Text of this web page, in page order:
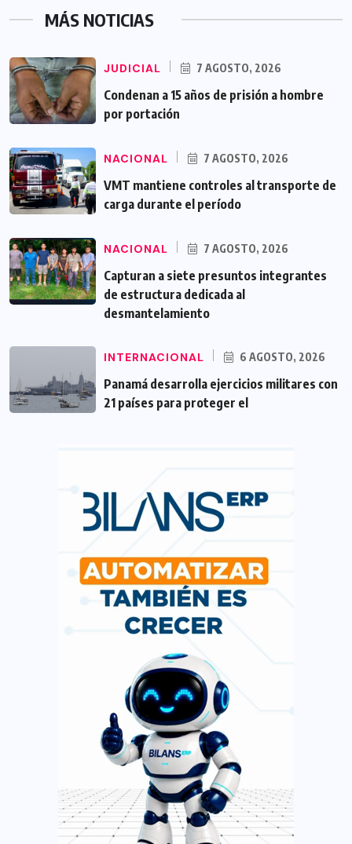
MÁS NOTICIAS
JUDICIAL 7 AGOSTO, 2026
Condenan a 15 años de prisión a hombre
por portación
NACIONAL 7 AGOSTO, 2026
VMT mantiene controles al transporte de
carga durante el período
NACIONAL 7 AGOSTO, 2026
Capturan a siete presuntos integrantes
de estructura dedicada al
desmantelamiento
INTERNACIONAL 6 AGOSTO, 2026
Panamá desarrolla ejercicios militares con
21 países para proteger el